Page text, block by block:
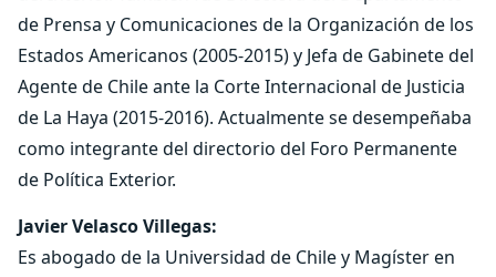
de Prensa y Comunicaciones de la Organización de los
Estados Americanos (2005-2015) y Jefa de Gabinete del
Agente de Chile ante la Corte Internacional de Justicia
de La Haya (2015-2016). Actualmente se desempeñaba
como integrante del directorio del Foro Permanente
de Política Exterior.
Javier Velasco Villegas:
Es abogado de la Universidad de Chile y Magíster en